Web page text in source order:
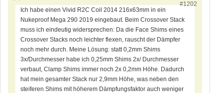
#1202
Ich habe einen Vivid R2C Coil 2014 216x63mm in ein
Nukeproof Mega 290 2019 eingebaut. Beim Crossover Stack
muss ich eindeutig widersprechen: Da die Face Shims eines
Crossover Stacks noch leichter flexen, rauscht der Dämpfer
noch mehr durch. Meine Lösung: statt 0,2mm Shims
3x/Durchmesser habe ich 0,25mm Shims 2x/ Durchmesser
verbaut, Clamp Shims immer noch 2x 0,2mm Höhe. Dadurch
hat mein gesamter Stack nur 2,9mm Höhe, was neben den
steiferen Shims mit höherem Dämpfungsfaktor auch weniger